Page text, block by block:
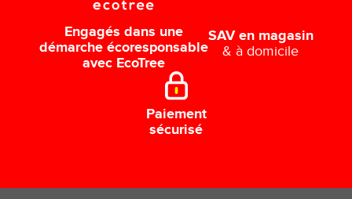
Engagés dans une
démarche écoresponsable
avec EcoTree
SAV en magasin
& à domicile
Paiement
sécurisé